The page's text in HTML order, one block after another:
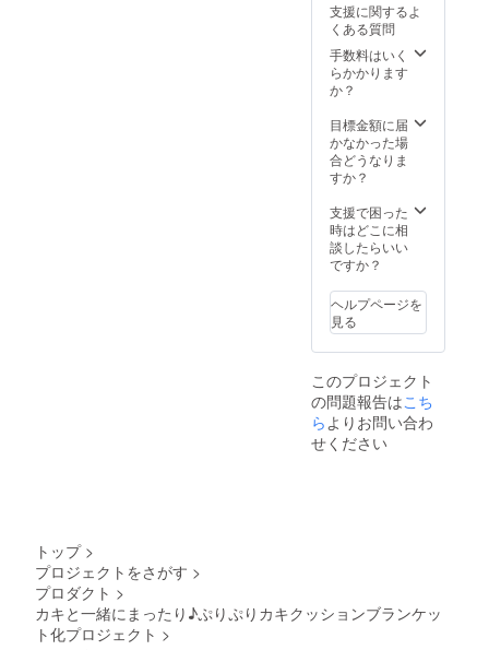
すが、
備考欄
記入後
の宛名
変更は
なって
おりま
す。 画
像はイ
です。
金額に
は消費
税
）と送
料990円
を含ん
でおり
支援に関するよ
くある質問
手数料はいく
らかかります
か？
目標金額に届
かなかった場
合どうなりま
すか？
支援で困った
時はどこに相
談したらいい
ですか？
ヘルプページを
見る
このプロジェクト
の問題報告はこち
らよりお問い合わ
せください
トップ >
プロジェクトをさがす >
プロダクト >
カキと一緒にまったり♪ぷりぷりカキクッションブランケッ
ト化プロジェクト >